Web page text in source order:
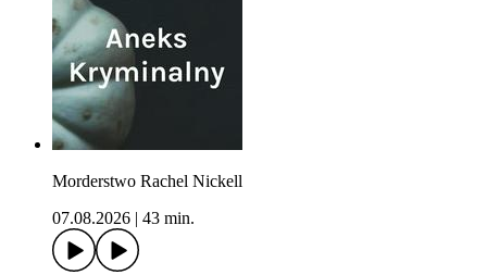
Morderstwo Rachel Nickell
07.08.2026
43 min.